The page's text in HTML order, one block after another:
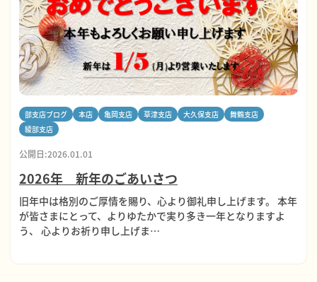
部支店ブログ 本店 亀岡支店 草津支店 大久保支店
舞鶴支店
綾部支店
公開日:2026.01.01
2026年 新年のごあいさつ
旧年中は格別のご厚情を賜り、心より御礼申し上げます。 本年
が皆さまにとって、よりゆたかで実り多き一年となりますよ
う、 心よりお祈り申し上げま…